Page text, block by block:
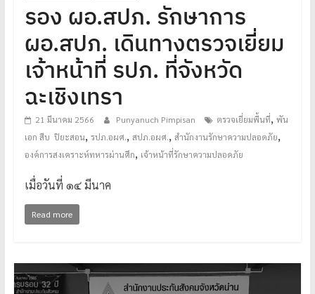
รอง ผอ.สปภ. รักษาการ
ผอ.สปภ. เดินทางตรวจเยี่ยม
เจ้าหน้าที่ รปภ. ที่จังหวัด
ฉะเชิงเทรา
21 มีนาคม 2566 Punyanuch Pimpisan ตรวจเยี่ยมพื้นที่, พัน
เอก สืบ ปิยะสอน, รปภ.อผศ., สปภ.อผศ., สำนักงานรักษาความปลอดภัย,
องค์การสงเคราะห์ทหารผ่านศึก, เจ้าหน้าที่รักษาความปลอดภัย
เมื่อวันที่ ๑๔ มีนาค
Read more